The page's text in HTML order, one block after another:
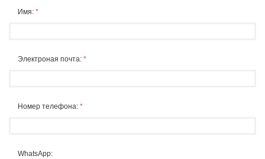
Имя: *
Электроная почта: *
Номер телефона: *
WhatsApp: